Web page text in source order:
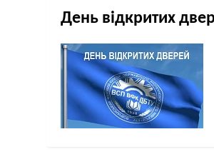
День відкритих